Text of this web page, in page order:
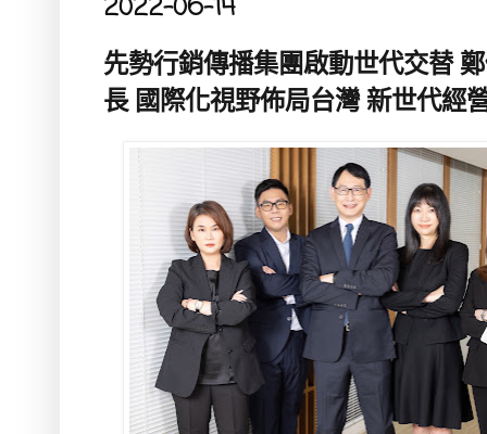
2022-06-14
先勢行銷傳播集團啟動世代交替
長 國際化視野佈局台灣 新世代經